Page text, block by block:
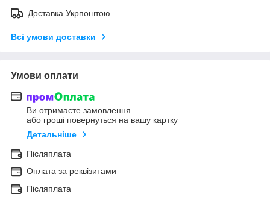
Доставка Укрпоштою
Всі умови доставки
Умови оплати
Ви отримаєте замовлення
або гроші повернуться на вашу картку
Детальніше
Післяплата
Оплата за реквізитами
Післяплата